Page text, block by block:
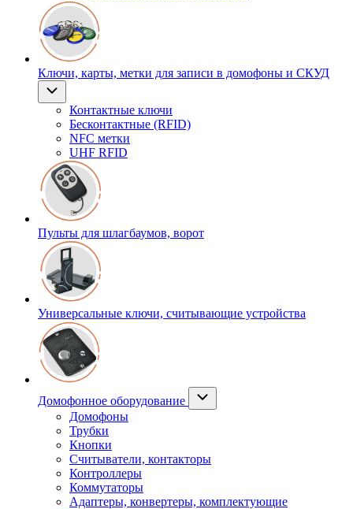
Ключи, карты, метки для записи в домофоны и СКУД
Контактные ключи
Бесконтактные (RFID)
NFC метки
UHF RFID
Пульты для шлагбаумов, ворот
Универсальные ключи, считывающие устройства
Домофонное оборудование
Домофоны
Трубки
Кнопки
Считыватели, контакторы
Контроллеры
Коммутаторы
Адаптеры, конвертеры, комплектующие